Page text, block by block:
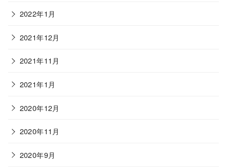
2022年1月
2021年12月
2021年11月
2021年1月
2020年12月
2020年11月
2020年9月